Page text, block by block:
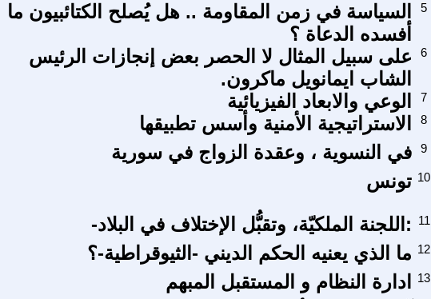
السياسة في زمن المقاومة .. ‏‎هل يُصلح الكتائبيون ما
أفسده الدعاة ؟
5
على سبيل المثال لا الحصر بعض إنجازات الرئيس
الشاب ايمانويل ماكرون.
6
الوعي والابعاد الفيزيائية
7
الاستراتيجية الأمنية وأسس تطبيقها 8
في النسوية ، وعقدة الزواج في سورية 9
تونس 10
:اللجنة الملكيّة، وتقبُّل الإختلاف في البلاد- 11
ما الذي يعنيه الحكم الديني -الثيوقراطية-؟ 12
ادارة النظام و المستقبل المبهم 13